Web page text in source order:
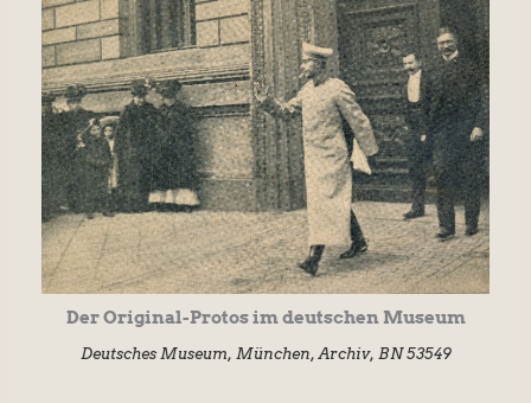
Der Original-Protos im deutschen Museum
Deutsches Museum, München, Archiv, BN 53549